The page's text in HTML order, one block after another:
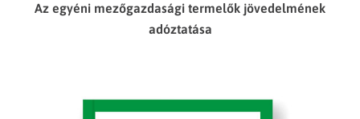
Az egyéni mezőgazdasági termelők jövedelmének
adóztatása